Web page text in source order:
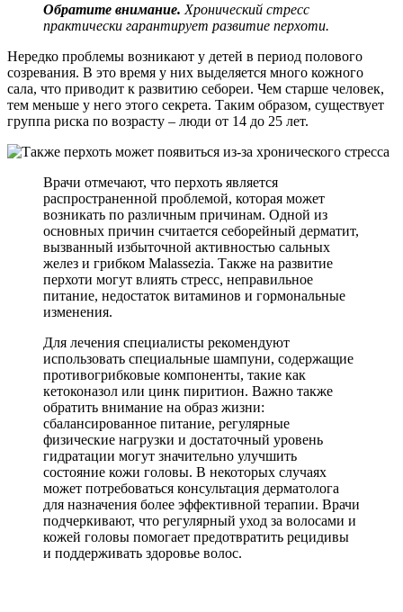
Обратите внимание. Хронический стресс
практически гарантирует развитие перхоти.
Нередко проблемы возникают у детей в период полового
созревания. В это время у них выделяется много кожного
сала, что приводит к развитию себореи. Чем старше человек,
тем меньше у него этого секрета. Таким образом, существует
группа риска по возрасту – люди от 14 до 25 лет.
Врачи отмечают, что перхоть является
распространенной проблемой, которая может
возникать по различным причинам. Одной из
основных причин считается себорейный дерматит,
вызванный избыточной активностью сальных
желез и грибком Malassezia. Также на развитие
перхоти могут влиять стресс, неправильное
питание, недостаток витаминов и гормональные
изменения.
Для лечения специалисты рекомендуют
использовать специальные шампуни, содержащие
противогрибковые компоненты, такие как
кетоконазол или цинк пиритион. Важно также
обратить внимание на образ жизни:
сбалансированное питание, регулярные
физические нагрузки и достаточный уровень
гидратации могут значительно улучшить
состояние кожи головы. В некоторых случаях
может потребоваться консультация дерматолога
для назначения более эффективной терапии. Врачи
подчеркивают, что регулярный уход за волосами и
кожей головы помогает предотвратить рецидивы
и поддерживать здоровье волос.